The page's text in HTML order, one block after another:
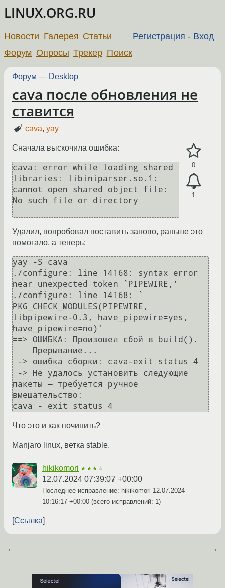
LINUX.ORG.RU
Регистрация - Вход
Новости Галерея Статьи
Форум Опросы Трекер Поиск
Форум — Desktop
cava после обновления не
ставится
cava,yay
0
1
Сначала выскочила ошибка:
cava: error while loading shared
libraries: libiniparser.so.1:
cannot open shared object file:
No such file or directory
Удалил, попробовал поставить заново, раньше это
помогало, а теперь:
yay -S cava
./configure: line 14168: syntax error
near unexpected token `PIPEWIRE,'
./configure: line 14168: `
PKG_CHECK_MODULES(PIPEWIRE,
libpipewire-0.3, have_pipewire=yes,
have_pipewire=no)'
==> ОШИБКА: Произошел сбой в build().
пакеты — требуется ручное
вмешательство:
Что это и как починить?
Manjaro linux, ветка stable.
hikikomori ★★★☆
12.07.2024 07:39:07 +00:00
Последнее исправление: hikikomori 12.07.2024
10:16:17 +00:00 (всего исправлений: 1)
Ссылка
← →